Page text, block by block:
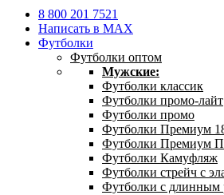
8 800 201 7521
Написать в MAX
Футболки
Футболки оптом
Мужские:
Футболки классик
Футболки промо-лайт
Футболки промо
Футболки Премиум
Футболки Премиум
Футболки Камуфляж
Футболки стрейч с
Футболки с длинным